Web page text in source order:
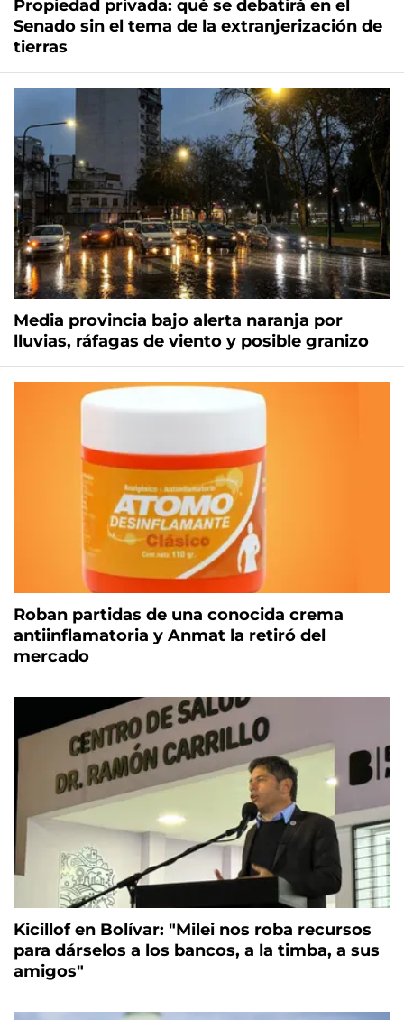
Propiedad privada: qué se debatirá en el
Senado sin el tema de la extranjerización de
tierras
Media provincia bajo alerta naranja por
lluvias, ráfagas de viento y posible granizo
Roban partidas de una conocida crema
antiinflamatoria y Anmat la retiró del
mercado
Kicillof en Bolívar: "Milei nos roba recursos
para dárselos a los bancos, a la timba, a sus
amigos"